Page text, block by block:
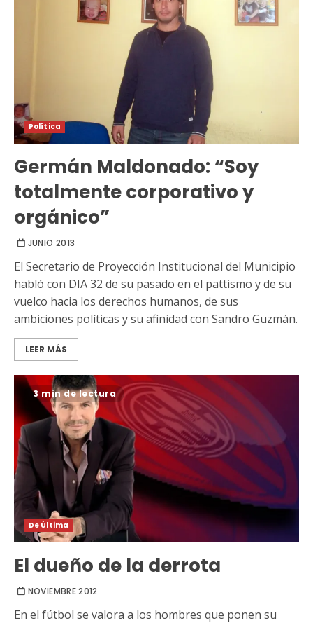
Política
Germán Maldonado: “Soy
totalmente corporativo y
orgánico”
JUNIO 2013
El Secretario de Proyección Institucional del Municipio
habló con DIA 32 de su pasado en el pattismo y de su
vuelco hacia los derechos humanos, de sus
ambiciones políticas y su afinidad con Sandro Guzmán.
LEER MÁS
3 min de lectura
De Última
El dueño de la derrota
NOVIEMBRE 2012
En el fútbol se valora a los hombres que ponen su